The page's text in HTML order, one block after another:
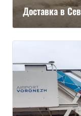
Доставка в